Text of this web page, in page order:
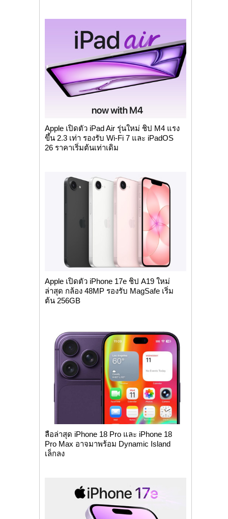
Apple เปิดตัว iPad Air รุ่นใหม่ ชิป M4 แรง
ขึ้น 2.3 เท่า รองรับ Wi-Fi 7 และ iPadOS
26 ราคาเริ่มต้นเท่าเดิม
Apple เปิดตัว iPhone 17e ชิป A19 ใหม่
ล่าสุด กล้อง 48MP รองรับ MagSafe เริ่ม
ต้น 256GB
ลือล่าสุด iPhone 18 Pro และ iPhone 18
Pro Max อาจมาพร้อม Dynamic Island
เล็กลง